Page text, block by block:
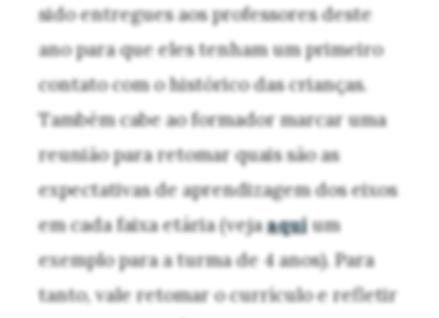
sido entregues aos professores deste
ano para que eles tenham um primeiro
contato com o histórico das crianças.
Também cabe ao formador marcar uma
reunião para retomar quais são as
expectativas de aprendizagem dos eixos
em cada faixa etária (vejaaquium
exemplo para a turma de 4 anos). Para
tanto, vale retomar o currículo e refletir